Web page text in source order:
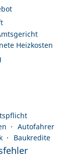
Heizkosten
Autofahrer
Baukredite